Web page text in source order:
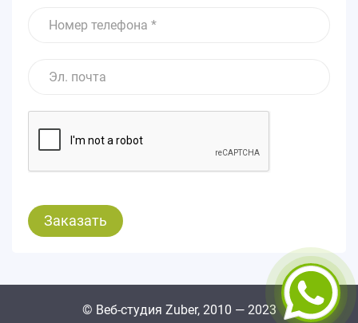
© Веб-студия Zuber, 2010 — 2023